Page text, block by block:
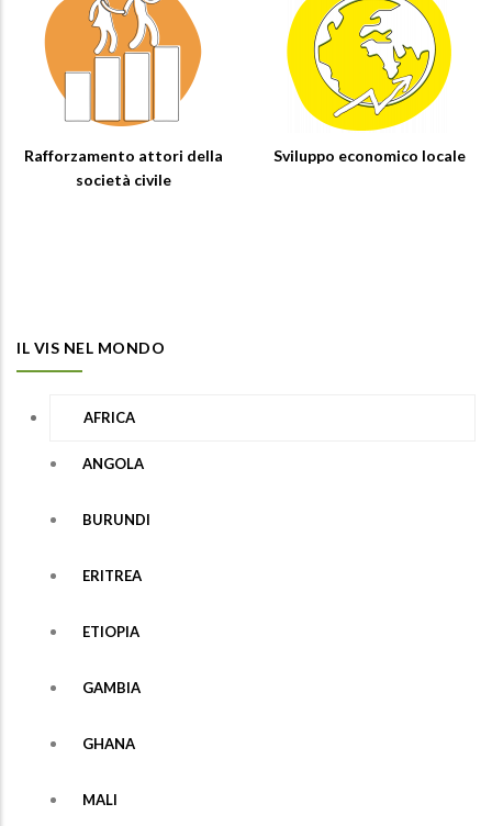
Rafforzamento attori della
società civile
Sviluppo economico locale
IL VIS NEL MONDO
AFRICA
ANGOLA
BURUNDI
ERITREA
ETIOPIA
GAMBIA
GHANA
MALI